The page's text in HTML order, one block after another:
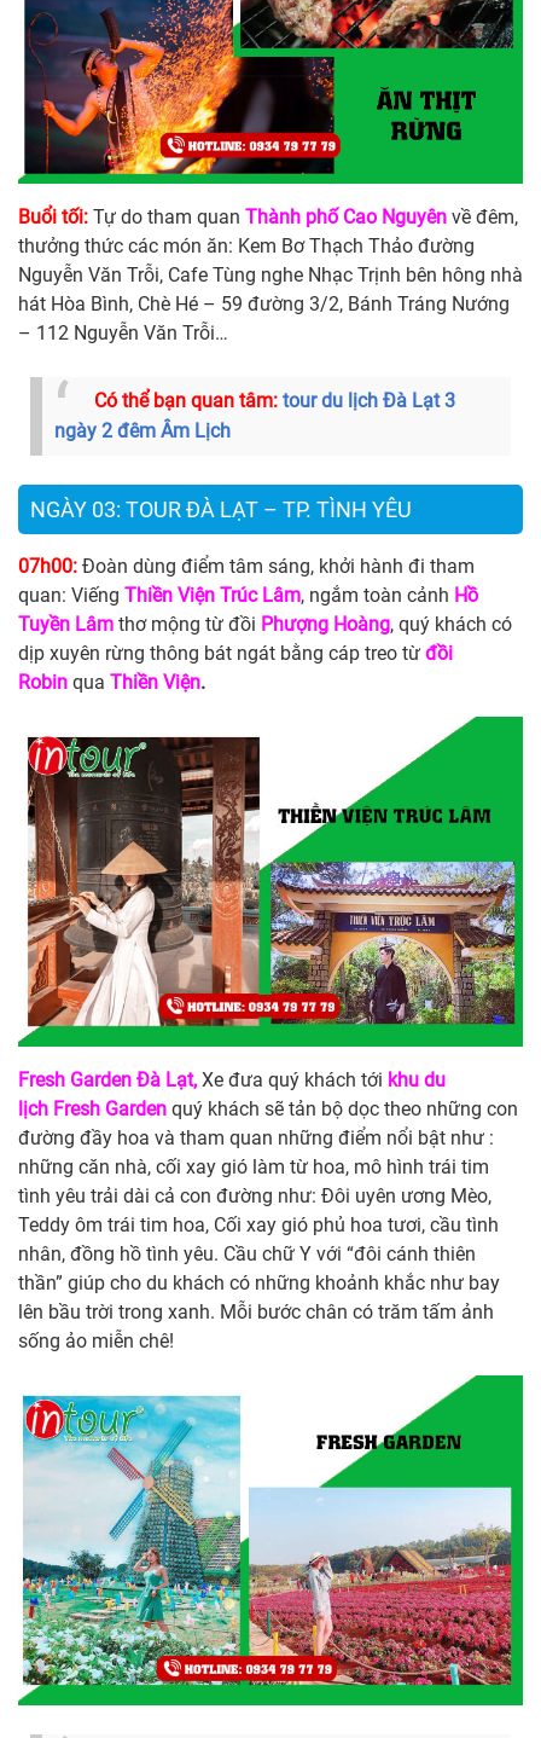
Buổi tối: Tự do tham quan Thành phố Cao Nguyên về đêm,
thưởng thức các món ăn: Kem Bơ Thạch Thảo đường
Nguyễn Văn Trỗi, Cafe Tùng nghe Nhạc Trịnh bên hông nhà
hát Hòa Bình, Chè Hé – 59 đường 3/2, Bánh Tráng Nướng
– 112 Nguyễn Văn Trỗi…
Có thể bạn quan tâm: tour du lịch Đà Lạt 3
ngày 2 đêm Âm Lịch
NGÀY 03: TOUR ĐÀ LẠT – TP. TÌNH YÊU
07h00: Đoàn dùng điểm tâm sáng, khởi hành đi tham
quan: Viếng Thiền Viện Trúc Lâm, ngắm toàn cảnh Hồ
Tuyền Lâm thơ mộng từ đồi Phượng Hoàng, quý khách có
dịp xuyên rừng thông bát ngát bằng cáp treo từ đồi
Robin qua Thiền Viện.
Fresh Garden Đà Lạt, Xe đưa quý khách tới khu du
lịch Fresh Garden quý khách sẽ tản bộ dọc theo những con
đường đầy hoa và tham quan những điểm nổi bật như :
những căn nhà, cối xay gió làm từ hoa, mô hình trái tim
tình yêu trải dài cả con đường như: Đôi uyên ương Mèo,
Teddy ôm trái tim hoa, Cối xay gió phủ hoa tươi, cầu tình
nhân, đồng hồ tình yêu. Cầu chữ Y với “đôi cánh thiên
thần” giúp cho du khách có những khoảnh khắc như bay
lên bầu trời trong xanh. Mỗi bước chân có trăm tấm ảnh
sống ảo miễn chê!